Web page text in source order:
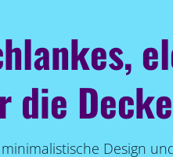
die Decke
Design